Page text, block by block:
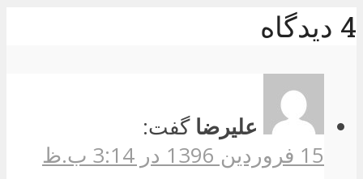
4 دیدگاه
علیرضا گفت:
15 فروردین 1396 در 3:14 ب.ظ